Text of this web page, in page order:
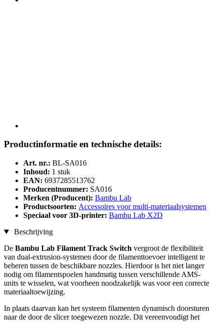
Productinformatie en technische details:
Art. nr.: BL-SA016
Inhoud: 1 stuk
EAN: 6937285513762
Producentnummer: SA016
Merken (Producent): Bambu Lab
Productsoorten: Accessoires voor multi-materiaalsystemen
Speciaal voor 3D-printer: Bambu Lab X2D
Beschrijving
De Bambu Lab Filament Track Switch vergroot de flexibiliteit
van dual-extrusion-systemen door de filamenttoevoer intelligent te
beheren tussen de beschikbare nozzles. Hierdoor is het niet langer
nodig om filamentspoelen handmatig tussen verschillende AMS-
units te wisselen, wat voorheen noodzakelijk was voor een correcte
materiaaltoewijzing.
In plaats daarvan kan het systeem filamenten dynamisch doorsturen
naar de door de slicer toegewezen nozzle. Dit vereenvoudigt het